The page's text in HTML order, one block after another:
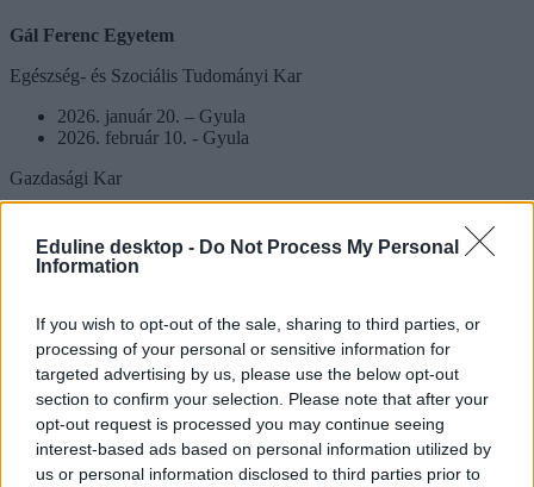
Eduline desktop - Do Not Process My Personal
Information
If you wish to opt-out of the sale, sharing to third parties, or
processing of your personal or sensitive information for
targeted advertising by us, please use the below opt-out
section to confirm your selection. Please note that after your
opt-out request is processed you may continue seeing
interest-based ads based on personal information utilized by
us or personal information disclosed to third parties prior to
Gál Ferenc Egyetem
Egészség- és Szociális Tudományi Kar
2026. január 20. – Gyula
2026. február 10. - Gyula
Gazdasági Kar
2026. február 4. – Békéscsaba
2026. február 11. – Békéscsaba
2026. január 30. – Szarvas
Teológiai Kar
2026. január 13. – Szeged